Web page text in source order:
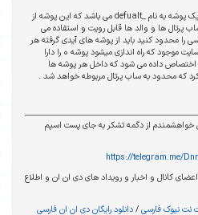
در داخل پوشه portals یک پوشه به نام _defualt می باشد که این پوشه از
پرتال ها و والد ها قابل رویت و استفاده می
محدود کنید باید از پوشه های آیدی گرفته هر
ساب پرتال استفاده کنید برای مثال اولین سایت موجود که راه اندازی میشود پوشه 0 را دارا
اختصاص داده می شود که داخل هر پوشه ها
که محدود به ساب پرتال مربوطه خواهد شد .
خواهشمندم از دگمه تشکر به جای پست اسپم
https://telegram.me/
کانال و اخبار و رویداد های دی ان ان و اطلاع
نت نیوک فارسی/دانلود رایگان دی ان ان فارسی